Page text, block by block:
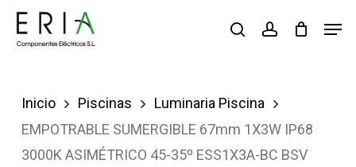
Saltar
buscaraccount
Inicio Piscinas
Luminaria Piscina
EMPOTRABLE SUMERGIBLE 67mm 1X3W IP68
3000K ASIMÉTRICO 45-35º ESS1X3A-BC BSV